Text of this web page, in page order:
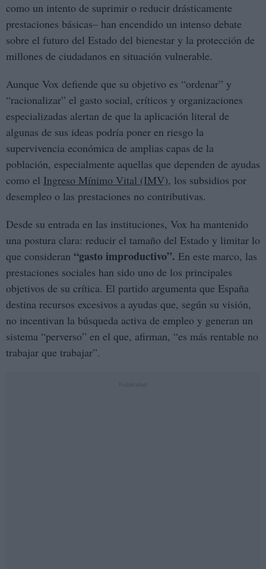
como un intento de suprimir o reducir drásticamente
prestaciones básicas– han encendido un intenso debate
sobre el futuro del Estado del bienestar y la protección de
millones de ciudadanos en situación vulnerable.
Aunque Vox defiende que su objetivo es “ordenar” y
“racionalizar” el gasto social, críticos y organizaciones
especializadas alertan de que la aplicación literal de
algunas de sus ideas podría poner en riesgo la
supervivencia económica de amplias capas de la
población, especialmente aquellas que dependen de ayudas
como el Ingreso Mínimo Vital (IMV), los subsidios por
desempleo o las prestaciones no contributivas.
Desde su entrada en las instituciones, Vox ha mantenido
una postura clara: reducir el tamaño del Estado y limitar lo
que consideran “gasto improductivo”. En este marco, las
prestaciones sociales han sido uno de los principales
objetivos de su crítica. El partido argumenta que España
destina recursos excesivos a ayudas que, según su visión,
no incentivan la búsqueda activa de empleo y generan un
sistema “perverso” en el que, afirman, “es más rentable no
trabajar que trabajar”.